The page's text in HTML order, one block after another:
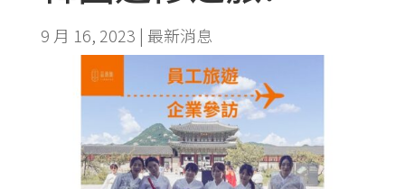
9 月 16, 2023 | 最新消息